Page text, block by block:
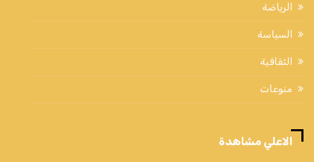
الرياضة
السياسة
الثقافية
منوعات
الاعلي مشاهدة